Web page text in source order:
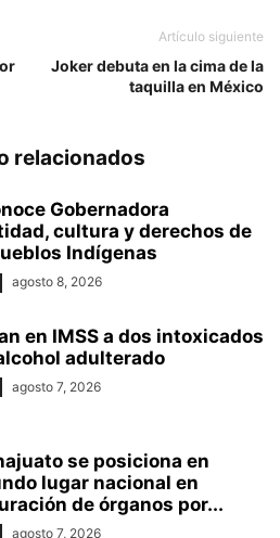
Artículo siguiente
Joker debuta en la cima de la
taquilla en México
relacionados
Gobernadora
cultura y derechos de
Indígenas
agosto 8, 2026
en IMSS a dos intoxicados
adulterado
agosto 7, 2026
se posiciona en
lugar nacional en
de órganos por...
agosto 7, 2026